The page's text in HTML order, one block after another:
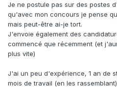
Je ne postule pas sur des postes
qu'avec mon concours je pense
mais peut-être ai-je tort.
J'envoie également des
commencé que récemment (et
plus vite)
J'ai un peu d'expérience, 1 an de
mois de travail (en les